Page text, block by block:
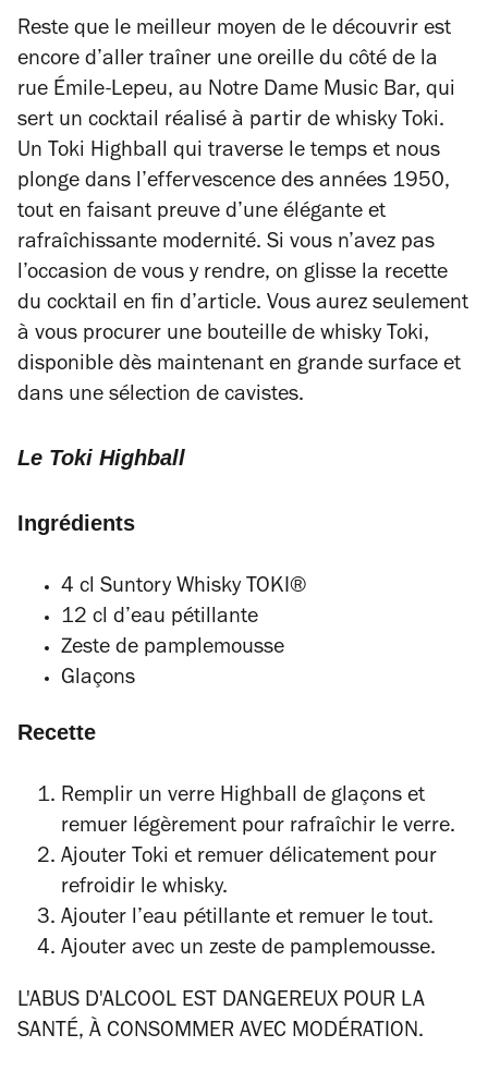
Reste que le meilleur moyen de le découvrir est
encore d’aller traîner une oreille du côté de la
rue Émile-Lepeu, au Notre Dame Music Bar, qui
sert un cocktail réalisé à partir de whisky Toki.
Un Toki Highball qui traverse le temps et nous
plonge dans l’effervescence des années 1950,
tout en faisant preuve d’une élégante et
rafraîchissante modernité. Si vous n’avez pas
l’occasion de vous y rendre, on glisse la recette
du cocktail en fin d’article. Vous aurez seulement
à vous procurer une bouteille de whisky Toki,
disponible dès maintenant en grande surface et
dans une sélection de cavistes.
Le Toki Highball
Ingrédients
4 cl Suntory Whisky TOKI®
12 cl d’eau pétillante
Zeste de pamplemousse
Glaçons
Recette
Remplir un verre Highball de glaçons et
remuer légèrement pour rafraîchir le verre.
Ajouter Toki et remuer délicatement pour
refroidir le whisky.
Ajouter l’eau pétillante et remuer le tout.
Ajouter avec un zeste de pamplemousse.
L'ABUS D'ALCOOL EST DANGEREUX POUR LA
SANTÉ, À CONSOMMER AVEC MODÉRATION.